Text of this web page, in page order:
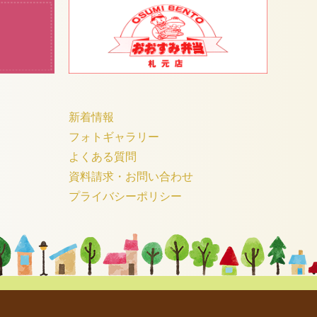
新着情報
フォトギャラリー
よくある質問
資料請求・お問い合わせ
プライバシーポリシー